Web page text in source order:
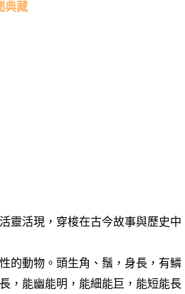
典藏
靈活現，穿梭在古今故事與歷史中
的動物。頭生角、鬚，身長，有鱗
，能幽能明，能細能巨，能短能